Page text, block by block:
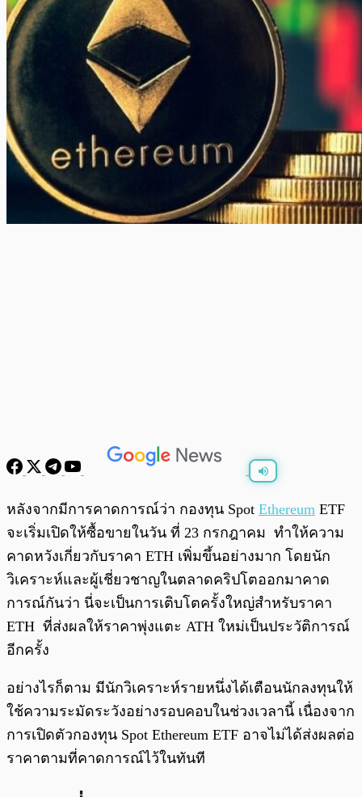
พร้อมเล่น
หลังจากมีการคาดการณ์ว่า กองทุน Spot Ethereum ETF
จะเริ่มเปิดให้ซื้อขายในวัน ที่ 23 กรกฎาคม ทำให้ความ
คาดหวังเกี่ยวกับราคา ETH เพิ่มขึ้นอย่างมาก โดยนัก
วิเคราะห์และผู้เชี่ยวชาญในตลาดคริปโตออกมาคาด
การณ์กันว่า นี่จะเป็นการเติบโตครั้งใหญ่สำหรับราคา
ETH ที่ส่งผลให้ราคาพุ่งแตะ ATH ใหม่เป็นประวัติการณ์
อีกครั้ง
อย่างไรก็ตาม มีนักวิเคราะห์รายหนึ่งได้เตือนนักลงทุนให้
ใช้ความระมัดระวังอย่างรอบคอบในช่วงเวลานี้ เนื่องจาก
การเปิดตัวกองทุน Spot Ethereum ETF อาจไม่ได้ส่งผลต่อ
ราคาตามที่คาดการณ์ไว้ในทันที